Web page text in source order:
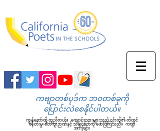
ကဗျာတစ်ပုဒ်က ဘဝတစ်ခုကို
ပြောင်းလဲစေနိုင်ပါတယ်။
ကျွန်တော်တို့ ကူညီတယ်။ ကျောင်းသားများသည် ၎င်းတို့၏ တီထွင်
ဖန်တီးမှု၊ စိတ်ကူးဉာဏ်နှင့် သိချင်စိတ်ကို ဖော်ပြကြသည်။ ကဗျာ
အားဖြင့်။